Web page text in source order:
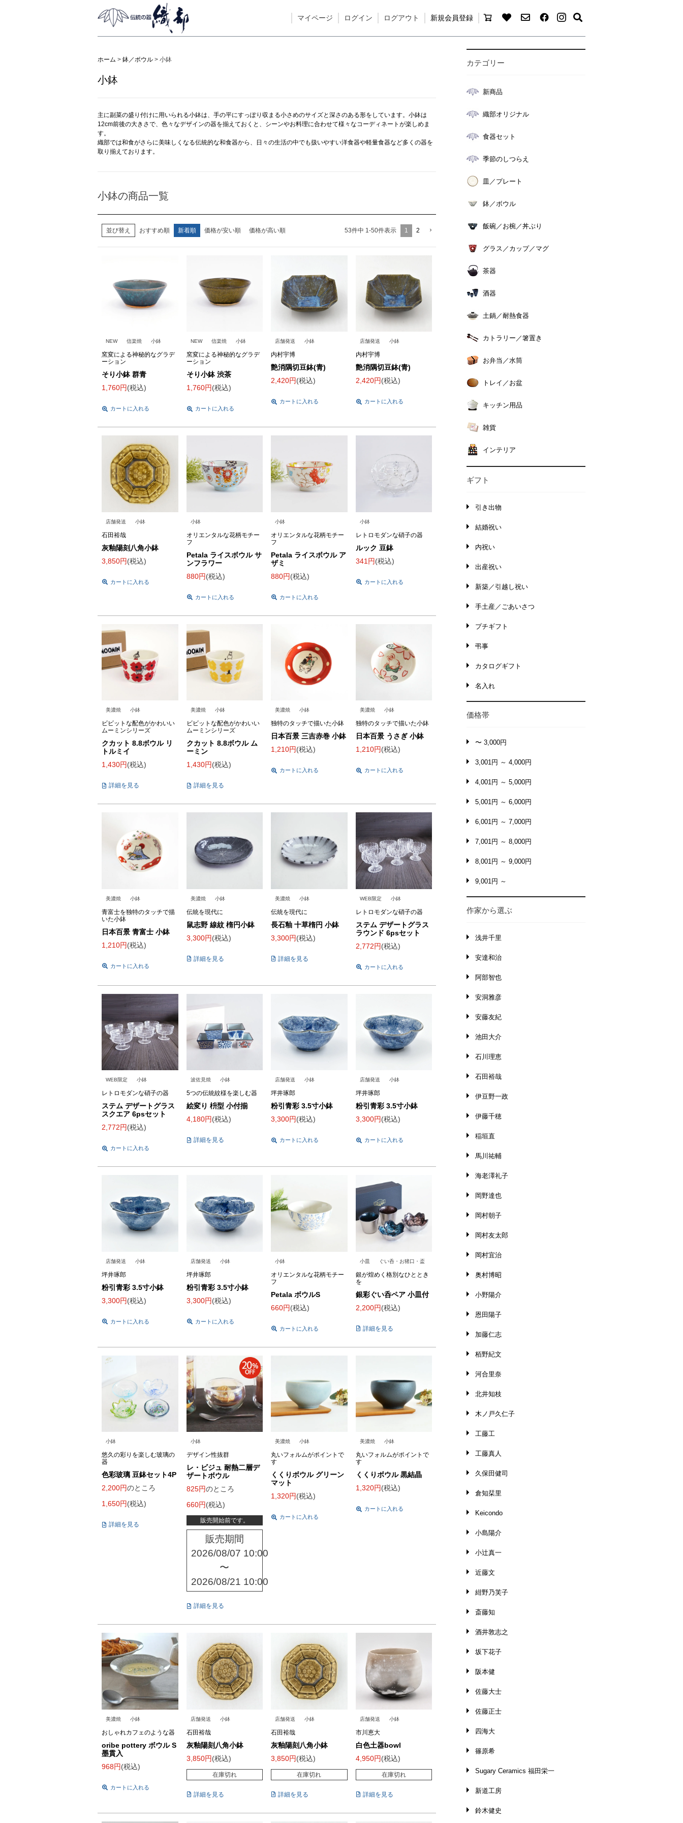
マイページ ログイン ログアウト 新規会員登録
ホーム 鉢／ボウル 小鉢
小鉢
主に副菜の盛り付けに用いられる小鉢は、手の平にすっぽり収まる小さめのサイズと深さのある形をしています。小鉢は
12cm前後の大きさで、色々なデザインの器を揃えておくと、シーンやお料理に合わせて様々なコーディネートが楽しめま
す。
織部では和食がさらに美味しくなる伝統的な和食器から、日々の生活の中でも扱いやすい洋食器や軽量食器など多くの器を
取り揃えております。
小鉢の商品一覧
並び替え おすすめ順 新着順 価格が安い順 価格が高い順 53件中 1-50件表示 1 2
NEW 信楽焼 小鉢
窯変による神秘的なグラデ
ーション
そり小鉢 群青
1,760
税込
カートに入れる
NEW 信楽焼 小鉢
窯変による神秘的なグラデ
ーション
そり小鉢 渋茶
1,760
税込
カートに入れる
店舗発送 小鉢
内村宇博
艶消隅切豆鉢(青)
2,420
税込
カートに入れる
店舗発送 小鉢
内村宇博
艶消隅切豆鉢(青)
2,420
税込
カートに入れる
店舗発送 小鉢
石田裕哉
灰釉陽刻八角小鉢
3,850
税込
カートに入れる
小鉢
オリエンタルな花柄モチー
フ
Petala ライスボウル サ
ンフラワー
880
税込
カートに入れる
小鉢
オリエンタルな花柄モチー
フ
Petala ライスボウル ア
ザミ
880
税込
カートに入れる
小鉢
レトロモダンな硝子の器
ルック 豆鉢
341
税込
カートに入れる
美濃焼 小鉢
ビビットな配色がかわいい
ムーミンシリーズ
クカット 8.8ボウル リ
トルミイ
1,430
税込
詳細を見る
美濃焼 小鉢
ビビットな配色がかわいい
ムーミンシリーズ
クカット 8.8ボウル ム
ーミン
1,430
税込
詳細を見る
美濃焼 小鉢
独特のタッチで描いた小鉢
日本百景 三吉赤巻 小鉢
1,210
税込
カートに入れる
美濃焼 小鉢
独特のタッチで描いた小鉢
日本百景 うさぎ 小鉢
1,210
税込
カートに入れる
美濃焼 小鉢
青富士を独特のタッチで描
いた小鉢
日本百景 青富士 小鉢
1,210
税込
カートに入れる
美濃焼 小鉢
伝統を現代に
鼠志野 線紋 楕円小鉢
3,300
税込
詳細を見る
美濃焼 小鉢
伝統を現代に
長石釉 十草楕円 小鉢
3,300
税込
詳細を見る
WEB限定 小鉢
レトロモダンな硝子の器
ステム デザートグラス
ラウンド 6psセット
2,772
税込
カートに入れる
WEB限定 小鉢
レトロモダンな硝子の器
ステム デザートグラス
スクエア 6psセット
2,772
税込
カートに入れる
波佐見焼 小鉢
5つの伝統紋様を楽しむ器
絵変り 枡型 小付揃
4,180
税込
詳細を見る
店舗発送 小鉢
坪井琢郎
粉引青彩 3.5寸小鉢
3,300
税込
カートに入れる
店舗発送 小鉢
坪井琢郎
粉引青彩 3.5寸小鉢
3,300
税込
カートに入れる
店舗発送 小鉢
坪井琢郎
粉引青彩 3.5寸小鉢
3,300
税込
カートに入れる
店舗発送 小鉢
坪井琢郎
粉引青彩 3.5寸小鉢
3,300
税込
カートに入れる
小鉢
オリエンタルな花柄モチー
フ
Petala ボウルS
660
税込
カートに入れる
小皿 ぐい呑・お猪口・盃
銀が煌めく格別なひととき
を
銀彩ぐい呑ペア 小皿付
2,200
税込
詳細を見る
小鉢
悠久の彩りを楽しむ玻璃の
器
色彩玻璃 豆鉢セット4P
2,200
のところ
1,650
税込
詳細を見る
小鉢
デザイン性抜群
レ・ビジュ 耐熱二層デ
ザートボウル
825
のところ
660
税込
販売開始前です。
販売期間
2026/08/07 10:00
〜
2026/08/21 10:00
詳細を見る
美濃焼 小鉢
丸いフォルムがポイントで
す
くくりボウル グリーン
マット
1,320
税込
カートに入れる
美濃焼 小鉢
丸いフォルムがポイントで
す
くくりボウル 黒結晶
1,320
税込
カートに入れる
美濃焼 小鉢
おしゃれカフェのような器
oribe pottery ボウル S
墨貫入
968
税込
カートに入れる
店舗発送 小鉢
石田裕哉
灰釉陽刻八角小鉢
3,850
税込
在庫切れ
詳細を見る
店舗発送 小鉢
石田裕哉
灰釉陽刻八角小鉢
3,850
税込
在庫切れ
詳細を見る
店舗発送 小鉢
市川恵大
白色土器bowl
4,950
税込
在庫切れ
詳細を見る
カテゴリー
新商品
織部オリジナル
食器セット
季節のしつらえ
皿／プレート
鉢／ボウル
飯碗／お椀／丼ぶり
グラス／カップ／マグ
茶器
酒器
土鍋／耐熱食器
カトラリー／箸置き
お弁当／水筒
トレイ／お盆
キッチン用品
雑貨
インテリア
ギフト
引き出物
結婚祝い
内祝い
出産祝い
新築／引越し祝い
手土産／ごあいさつ
プチギフト
弔事
カタログギフト
名入れ
価格帯
〜 3,000円
3,001円 ～ 4,000円
4,001円 ～ 5,000円
5,001円 ～ 6,000円
6,001円 ～ 7,000円
7,001円 ～ 8,000円
8,001円 ～ 9,000円
9,001円 ～
作家から選ぶ
浅井千里
安達和治
阿部智也
安洞雅彦
安藤友紀
池田大介
石川理恵
石田裕哉
伊豆野一政
伊藤千穂
稲垣直
馬川祐輔
海老澤礼子
岡野達也
岡村朝子
岡村友太郎
岡村宜治
奥村博昭
小野陽介
恩田陽子
加藤仁志
栢野紀文
河合里奈
北井知枝
木ノ戸久仁子
工藤工
工藤真人
久保田健司
倉知栞里
Keicondo
小島陽介
小辻真一
近藤文
紺野乃芙子
斎藤知
酒井敦志之
坂下花子
阪本健
佐藤大士
佐藤正士
四海大
篠原希
Sugary Ceramics 福田栄一
新道工房
鈴木健史